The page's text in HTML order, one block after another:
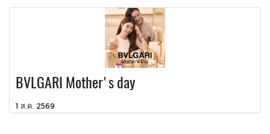
BVLGARI Mother's day
1 ส.ค. 2569